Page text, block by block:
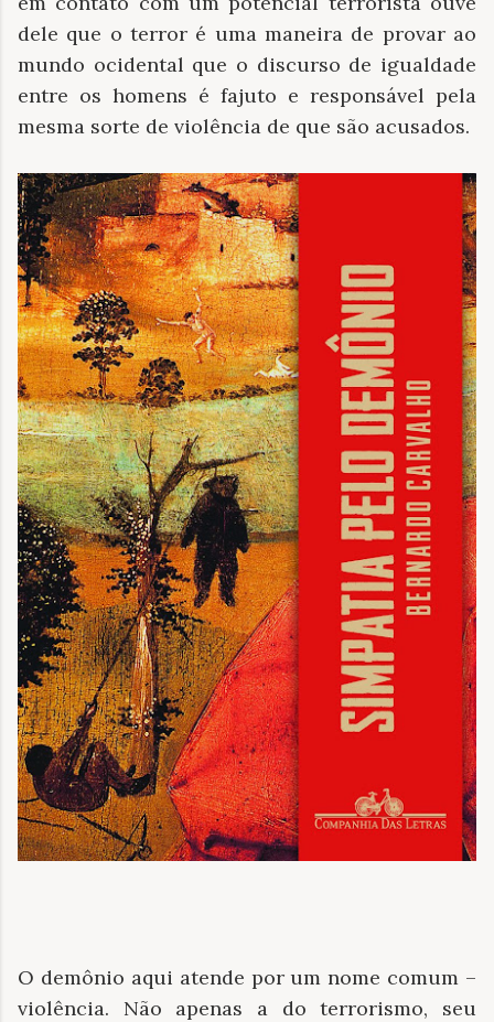
dele que o terror é uma maneira de provar ao
mundo ocidental que o discurso de igualdade
entre os homens é fajuto e responsável pela
mesma sorte de violência de que são acusados.
O demônio aqui atende por um nome comum –
violência. Não apenas a do terrorismo, seu